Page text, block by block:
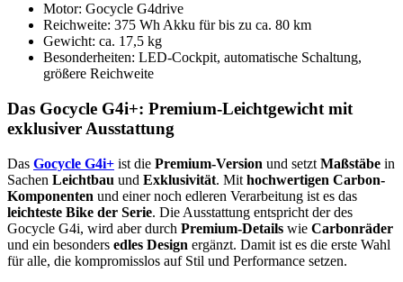
Motor: Gocycle G4drive
Reichweite: 375 Wh Akku für bis zu ca. 80 km
Gewicht: ca. 17,5 kg
Besonderheiten: LED-Cockpit, automatische Schaltung,
größere Reichweite
Das Gocycle G4i+: Premium-Leichtgewicht mit
exklusiver Ausstattung
Das Gocycle G4i+ ist die Premium-Version und setzt Maßstäbe in
Sachen Leichtbau und Exklusivität. Mit hochwertigen Carbon-
Komponenten und einer noch edleren Verarbeitung ist es das
leichteste Bike der Serie. Die Ausstattung entspricht der des
Gocycle G4i, wird aber durch Premium-Details wie Carbonräder
und ein besonders edles Design ergänzt. Damit ist es die erste Wahl
für alle, die kompromisslos auf Stil und Performance setzen.